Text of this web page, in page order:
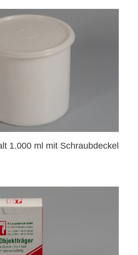
1.000 ml mit Schraubdeckel